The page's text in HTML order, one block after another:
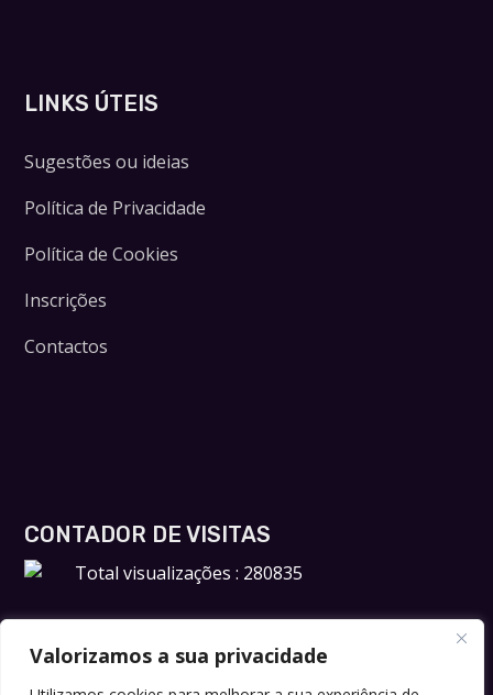
Valorizamos a sua privacidade
LINKS ÚTEIS
Sugestões ou ideias
Política de Privacidade
Política de Cookies
Inscrições
Contactos
CONTADOR DE VISITAS
Total visualizações : 280835